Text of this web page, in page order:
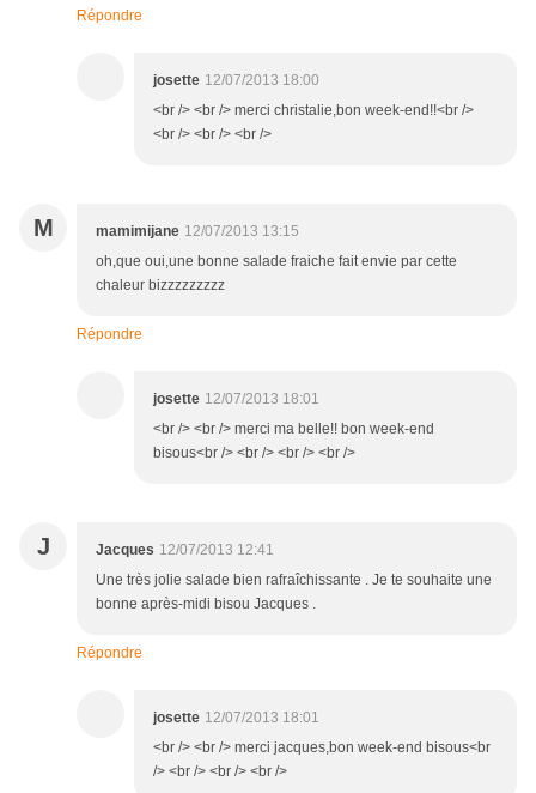
Répondre
josette 12/07/2013 18:00
<br /> <br /> merci christalie,bon week-end!!<br />
<br /> <br /> <br />
M mamimijane 12/07/2013 13:15
oh,que oui,une bonne salade fraiche fait envie par cette
chaleur bizzzzzzzzz
Répondre
josette 12/07/2013 18:01
<br /> <br /> merci ma belle!! bon week-end
bisous<br /> <br /> <br /> <br />
J Jacques 12/07/2013 12:41
Une très jolie salade bien rafraîchissante . Je te souhaite une
bonne après-midi bisou Jacques .
Répondre
josette 12/07/2013 18:01
<br /> <br /> merci jacques,bon week-end bisous<br
/> <br /> <br /> <br />